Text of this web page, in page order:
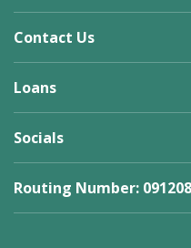
Contact Us
Loans
Socials
Routing Number: